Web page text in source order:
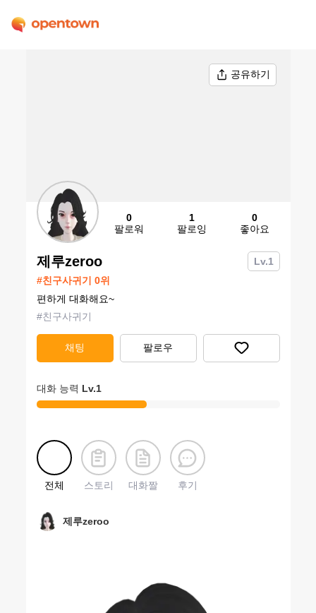
공유하기
0
팔로워
1
팔로잉
0
좋아요
제루zeroo Lv.1
#친구사귀기 0위
편하게 대화해요~
#친구사귀기
채팅 팔로우
대화 능력 Lv.1
전체 스토리 대화짤 후기
제루zeroo